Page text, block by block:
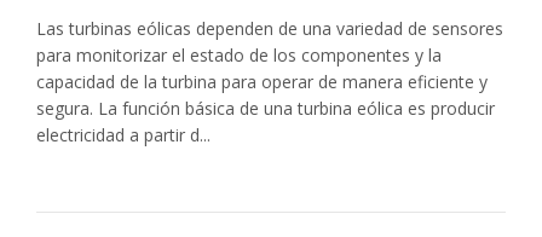
Las turbinas eólicas dependen de una variedad de sensores
para monitorizar el estado de los componentes y la
capacidad de la turbina para operar de manera eficiente y
segura. La función básica de una turbina eólica es producir
electricidad a partir d...